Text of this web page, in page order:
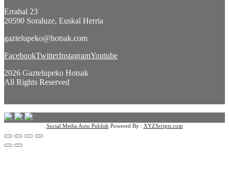
Errabal 23
20590 Soraluze, Euskal Herria
gaztelupeko@hotsak.com
FacebookTwitterInstagramYoutube
2026 Gaztelupeko Hotsak
All Rights Reserved
Social Media Auto Publish Powered By : XYZScripts.com